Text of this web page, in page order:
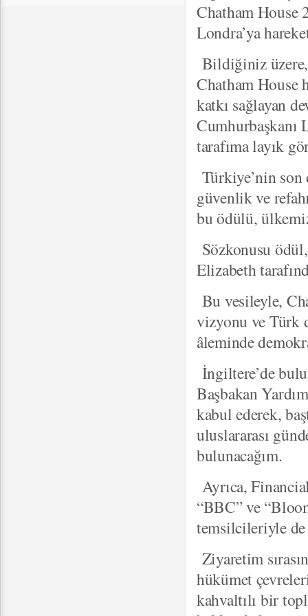
Chatham House
Londra’ya
Bildiğiniz üzere,
Chatham House
katkı sağlayan
Cumhurbaşkanı
tarafıma layık
Türkiye’nin son
güvenlik ve
bu ödülü,
Sözkonusu
Elizabeth
Bu vesileyle,
vizyonu ve Türk
âleminde
İngiltere’de
Başbakan
kabul ederek,
uluslararası
bulunacağım.
Ayrıca,
“BBC” ve
temsilcileriyle
Ziyaretim
hükümet
kahvaltılı bir